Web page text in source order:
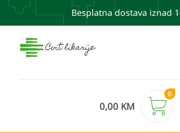
Besplatna dostava iznad
0,00 KM
0